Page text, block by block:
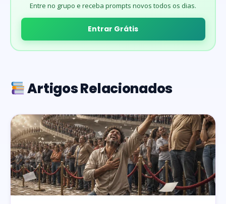
Entre no grupo e receba prompts novos todos os dias.
Entrar Grátis
Artigos Relacionados